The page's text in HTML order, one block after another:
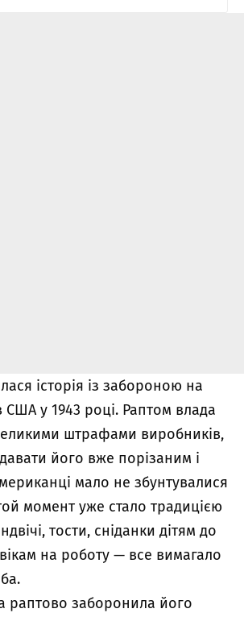
історія із забороною на
США у 1943 році. Раптом влада
штрафами виробників,
його вже порізаним і
мало не збунтувалися
момент уже стало традицією
тости, сніданки дітям до
на роботу — все вимагало
раптово заборонила його